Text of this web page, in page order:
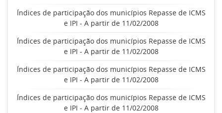
Índices de participação dos municípios Repasse de ICMS
e IPI - A partir de 11/02/2008
Índices de participação dos municípios Repasse de ICMS
e IPI - A partir de 11/02/2008
Índices de participação dos municípios Repasse de ICMS
e IPI - A partir de 11/02/2008
Índices de participação dos municípios Repasse de ICMS
e IPI - A partir de 11/02/2008